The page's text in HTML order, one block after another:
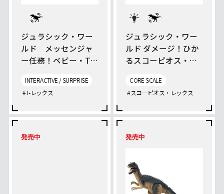
ジュラシック・ワー
ルド メッセンジャ
ー任務！ベビー・T-
INTERACTIVE / SURPRISE
#T-レックス
ジュラシック・ワー
ルド ダメージ！ひか
るスコーピオス・レ
CORE SCALE
#スコーピオス・レックス
発売中 発売中